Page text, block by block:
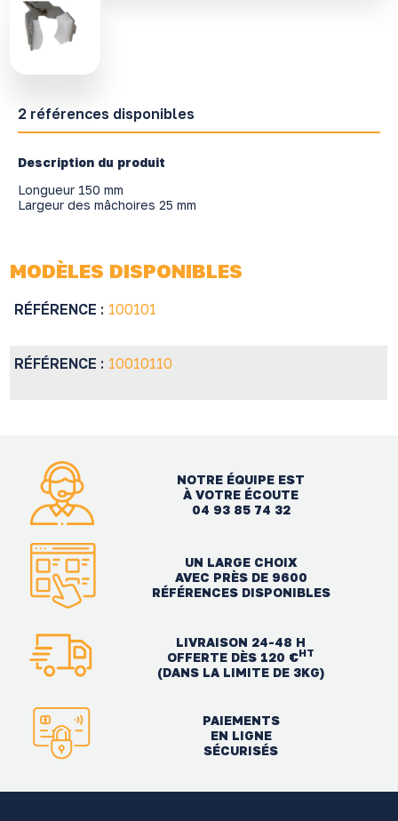
2 références disponibles
Description du produit
Longueur 150 mm
Largeur des mâchoires 25 mm
MODÈLES DISPONIBLES
RÉFÉRENCE : 100101
RÉFÉRENCE : 10010110
NOTRE ÉQUIPE EST
À VOTRE ÉCOUTE
04 93 85 74 32
UN LARGE CHOIX
AVEC PRÈS DE 9600
RÉFÉRENCES DISPONIBLES
LIVRAISON 24-48 H
OFFERTE DÈS 120 €HT
(DANS LA LIMITE DE 3KG)
PAIEMENTS
EN LIGNE
SÉCURISÉS